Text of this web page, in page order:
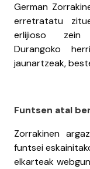
German
erretratatu
erlijioso zein
Durangoko
jaunartzeak,
Funtsen atal
Zorrakinen
funtsei
elkarteak